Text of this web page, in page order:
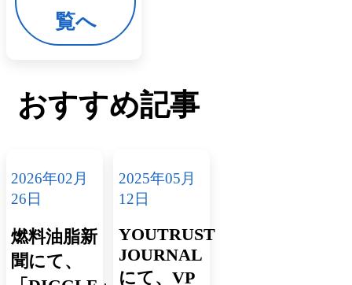
覧へ
おすすめ記事
2026年02月
26日
燃料油脂新
聞にて、
2025年05月
12日
YOUTRUST
JOURNAL
にて、VP